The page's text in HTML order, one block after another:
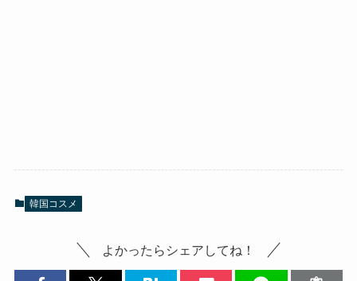
韓国コスメ
よかったらシェアしてね！